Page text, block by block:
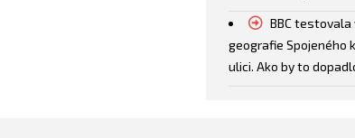
BBC
geografie Spojeného
ulici. Ako by to